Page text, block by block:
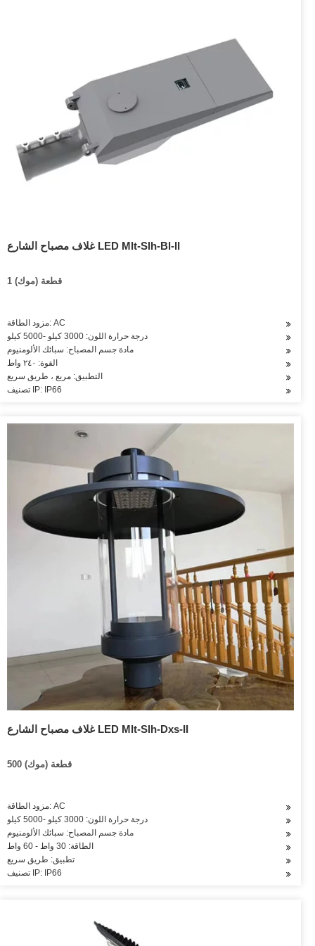
غلاف مصباح الشارع LED Mlt-Slh-Bl-II
1 قطعة (موك)
مزود الطاقة: AC
درجة حرارة اللون: 3000 كيلو -5000 كيلو
مادة جسم المصباح: سبائك الألومنيوم
القوة: ٢٤٠ واط
التطبيق: مربع ، طريق سريع
تصنيف IP: IP66
غلاف مصباح الشارع LED Mlt-Slh-Dxs-II
500 قطعة (موك)
مزود الطاقة: AC
درجة حرارة اللون: 3000 كيلو -5000 كيلو
مادة جسم المصباح: سبائك الألومنيوم
الطاقة: 30 واط - 60 واط
تطبيق: طريق سريع
تصنيف IP: IP66